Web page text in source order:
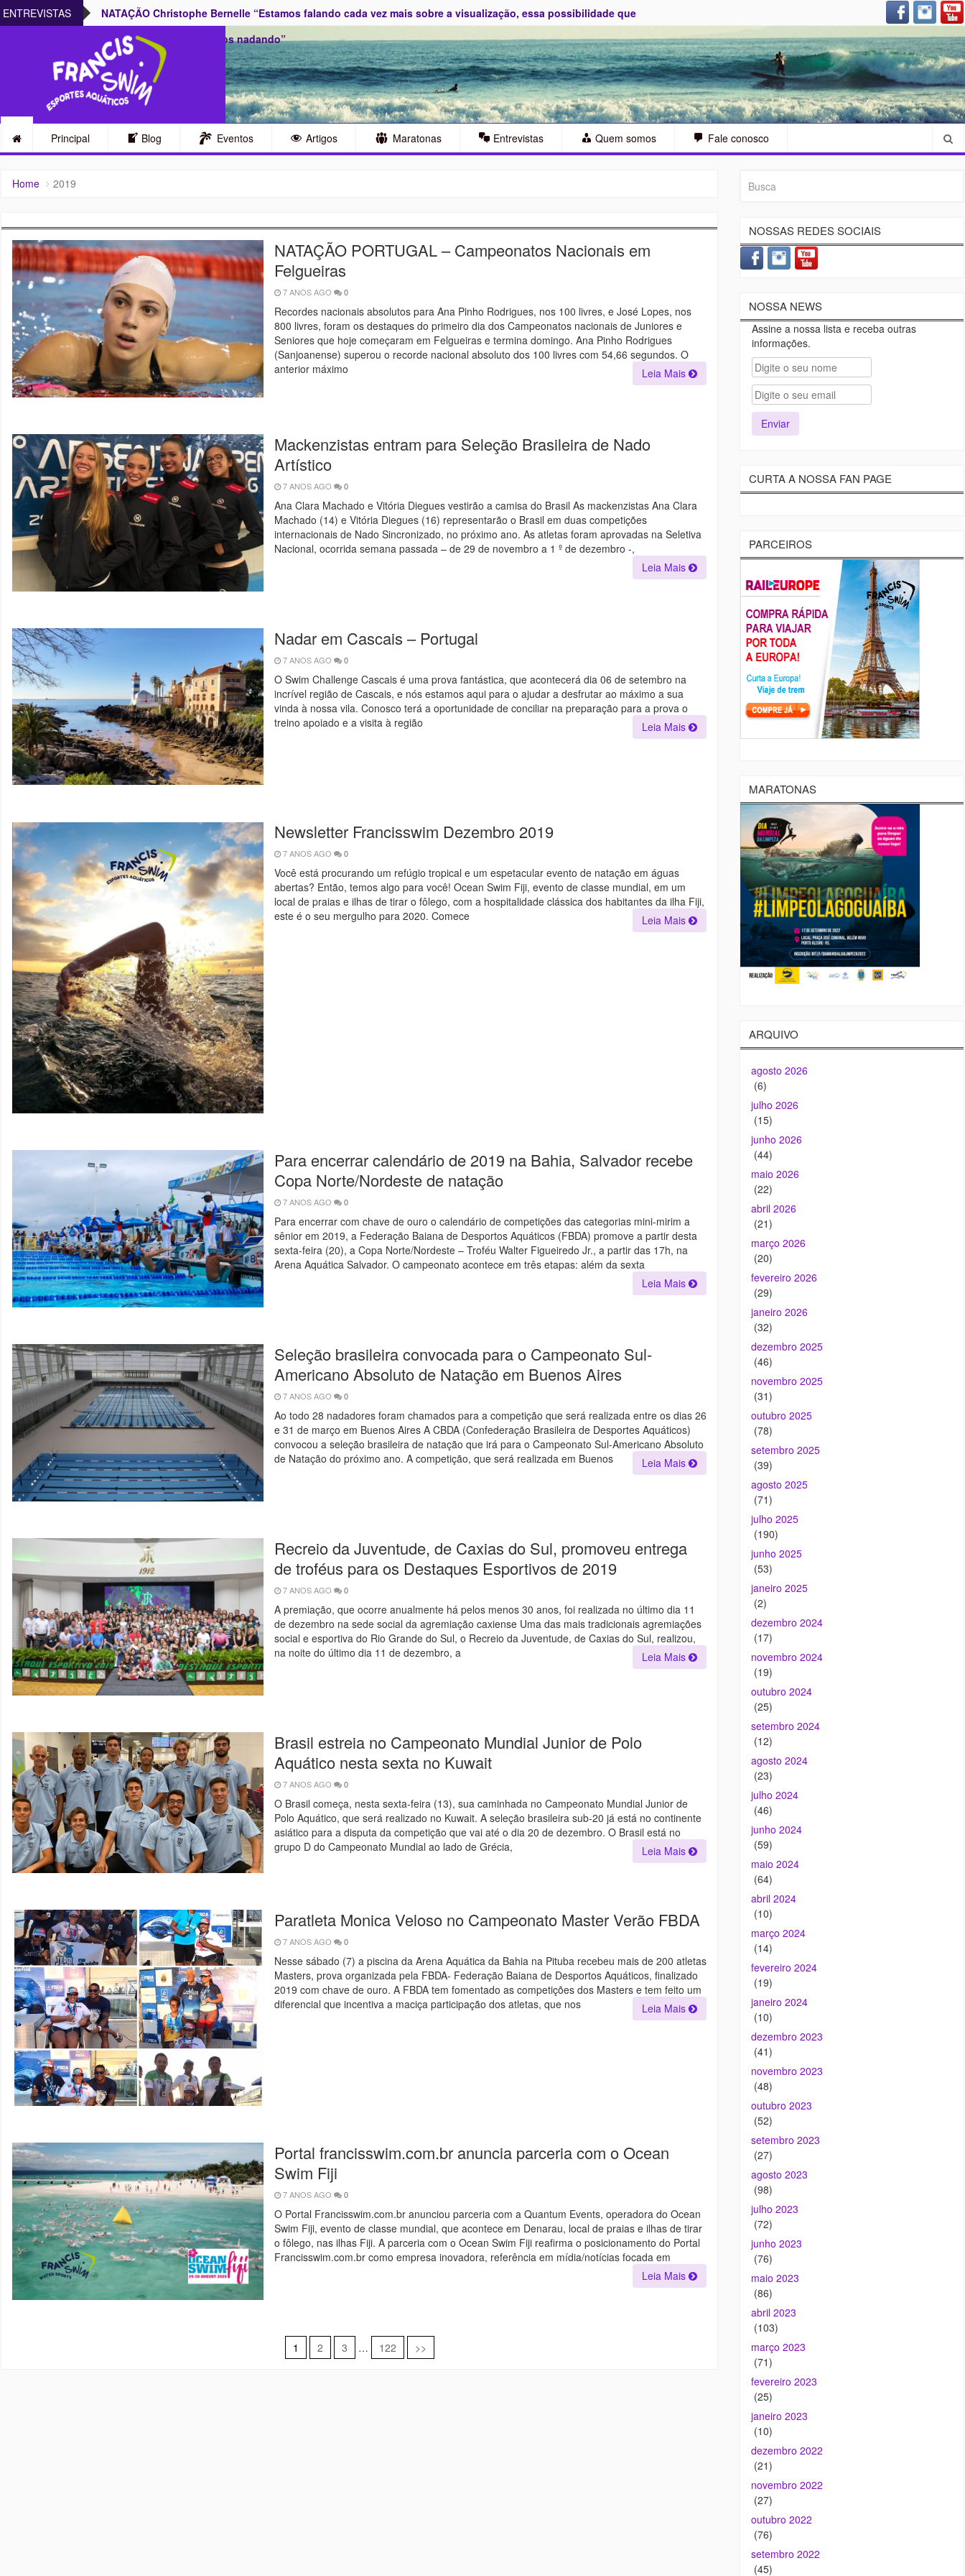
ENTREVISTAS
no Rio
NATAÇÃO Christophe Bernelle “Estamos falando cada vez mais sobre a visualização, essa possibilidade que
temos de nos imaginarmos nadando”
Principal Blog Eventos Artigos Maratonas Entrevistas Quem somos Fale conosco
Home 2019
NATAÇÃO PORTUGAL – Campeonatos Nacionais em
Felgueiras
7 ANOS AGO 0
Recordes nacionais absolutos para Ana Pinho Rodrigues, nos 100 livres, e José Lopes, nos
800 livres, foram os destaques do primeiro dia dos Campeonatos nacionais de Juniores e
Seniores que hoje começaram em Felgueiras e termina domingo. Ana Pinho Rodrigues
(Sanjoanense) superou o recorde nacional absoluto dos 100 livres com 54,66 segundos. O
anterior máximo
Leia Mais
Mackenzistas entram para Seleção Brasileira de Nado
Artístico
7 ANOS AGO 0
Ana Clara Machado e Vitória Diegues vestirão a camisa do Brasil As mackenzistas Ana Clara
Machado (14) e Vitória Diegues (16) representarão o Brasil em duas competições
internacionais de Nado Sincronizado, no próximo ano. As atletas foram aprovadas na Seletiva
Nacional, ocorrida semana passada – de 29 de novembro a 1 º de dezembro -,
Leia Mais
Nadar em Cascais – Portugal
7 ANOS AGO 0
O Swim Challenge Cascais é uma prova fantástica, que acontecerá dia 06 de setembro na
incrível região de Cascais, e nós estamos aqui para o ajudar a desfrutar ao máximo a sua
vinda à nossa vila. Conosco terá a oportunidade de conciliar na preparação para a prova o
treino apoiado e a visita à região
Leia Mais
Newsletter Francisswim Dezembro 2019
7 ANOS AGO 0
Você está procurando um refúgio tropical e um espetacular evento de natação em águas
abertas? Então, temos algo para você! Ocean Swim Fiji, evento de classe mundial, em um
local de praias e ilhas de tirar o fôlego, com a hospitalidade clássica dos habitantes da ilha Fiji,
este é o seu mergulho para 2020. Comece
Leia Mais
Para encerrar calendário de 2019 na Bahia, Salvador recebe
Copa Norte/Nordeste de natação
7 ANOS AGO 0
Para encerrar com chave de ouro o calendário de competições das categorias mini-mirim a
sênior em 2019, a Federação Baiana de Desportos Aquáticos (FBDA) promove a partir desta
sexta-feira (20), a Copa Norte/Nordeste – Troféu Walter Figueiredo Jr., a partir das 17h, na
Arena Aquática Salvador. O campeonato acontece em três etapas: além da sexta
Leia Mais
Seleção brasileira convocada para o Campeonato Sul-
Americano Absoluto de Natação em Buenos Aires
7 ANOS AGO 0
Ao todo 28 nadadores foram chamados para a competição que será realizada entre os dias 26
e 31 de março em Buenos Aires A CBDA (Confederação Brasileira de Desportes Aquáticos)
convocou a seleção brasileira de natação que irá para o Campeonato Sul-Americano Absoluto
de Natação do próximo ano. A competição, que será realizada em Buenos
Leia Mais
Recreio da Juventude, de Caxias do Sul, promoveu entrega
de troféus para os Destaques Esportivos de 2019
7 ANOS AGO 0
A premiação, que ocorre anualmente há pelos menos 30 anos, foi realizada no último dia 11
de dezembro na sede social da agremiação caxiense Uma das mais tradicionais agremiações
social e esportiva do Rio Grande do Sul, o Recreio da Juventude, de Caxias do Sul, realizou,
na noite do último dia 11 de dezembro, a
Leia Mais
Brasil estreia no Campeonato Mundial Junior de Polo
Aquático nesta sexta no Kuwait
7 ANOS AGO 0
O Brasil começa, nesta sexta-feira (13), sua caminhada no Campeonato Mundial Junior de
Polo Aquático, que será realizado no Kuwait. A seleção brasileira sub-20 já está no continente
asiático para a disputa da competição que vai até o dia 20 de dezembro. O Brasil está no
grupo D do Campeonato Mundial ao lado de Grécia,
Leia Mais
Paratleta Monica Veloso no Campeonato Master Verão FBDA
7 ANOS AGO 0
Nesse sábado (7) a piscina da Arena Aquática da Bahia na Pituba recebeu mais de 200 atletas
Masters, prova organizada pela FBDA- Federação Baiana de Desportos Aquáticos, finalizado
2019 com chave de ouro. A FBDA tem fomentado as competições dos Masters e tem feito um
diferencial que incentiva a maciça participação dos atletas, que nos
Leia Mais
Portal francisswim.com.br anuncia parceria com o Ocean
Swim Fiji
7 ANOS AGO 0
O Portal Francisswim.com.br anunciou parceria com a Quantum Events, operadora do Ocean
Swim Fiji, evento de classe mundial, que acontece em Denarau, local de praias e ilhas de tirar
o fôlego, nas ilhas Fiji. A parceria com o Ocean Swim Fiji reafirma o posicionamento do Portal
Francisswim.com.br como empresa inovadora, referência em mídia/notícias focada em
Leia Mais
Navegação
1 2 3 … 122 >>
NOSSAS REDES SOCIAIS
NOSSA NEWS
Assine a nossa lista e receba outras
informações.
CURTA A NOSSA FAN PAGE
PARCEIROS
MARATONAS
ARQUIVO
agosto 2026
(6)
julho 2026
(15)
junho 2026
(44)
maio 2026
(22)
abril 2026
(21)
março 2026
(20)
fevereiro 2026
(29)
janeiro 2026
(32)
dezembro 2025
(46)
novembro 2025
(31)
outubro 2025
(78)
setembro 2025
(39)
agosto 2025
(71)
julho 2025
(190)
junho 2025
(53)
janeiro 2025
(2)
dezembro 2024
(17)
novembro 2024
(19)
outubro 2024
(25)
setembro 2024
(12)
agosto 2024
(23)
julho 2024
(46)
junho 2024
(59)
maio 2024
(64)
abril 2024
(10)
março 2024
(14)
fevereiro 2024
(19)
janeiro 2024
(10)
dezembro 2023
(41)
novembro 2023
(48)
outubro 2023
(52)
setembro 2023
(27)
agosto 2023
(98)
julho 2023
(72)
junho 2023
(76)
maio 2023
(86)
abril 2023
(103)
março 2023
(71)
fevereiro 2023
(25)
janeiro 2023
(10)
dezembro 2022
(21)
novembro 2022
(27)
outubro 2022
(76)
setembro 2022
(45)